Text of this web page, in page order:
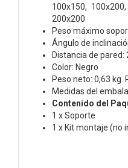
100x150,
200x200
Peso máximo
Ángulo de
Distancia de pared:
Color: Negro
Peso neto: 0,63 kg.
Medidas del
Contenido del
1 x Soporte
1 x Kit montaje (no